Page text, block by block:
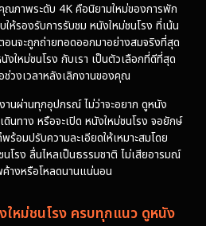
ณภาพระดับ 4K คือนิยามใหม่ของการพัก
ให้รองรับการรับชม หนังใหม่ชนโรง ที่เน้น
นจะถูกถ่ายทอดออกมาอย่างสมจริงที่สุด
งใหม่ชนโรง กับเรา เป็นตัวเลือกที่ดีที่สุด
วงเวลาหลังเลิกงานของคุณ
านผ่านทุกอุปกรณ์ ไม่ว่าจะอยาก ดูหนัง
นทาง หรือจะเปิด หนังใหม่ชนโรง จอยักษ์
ร้อมปรับความละเอียดให้เหมาะสมโดย
โรง ลื่นไหลเป็นธรรมชาติ ไม่เสียอารมณ์
างหรือโหลดนานแน่นอน
หม่ชนโรง ครบทุกแนว ดูหนัง